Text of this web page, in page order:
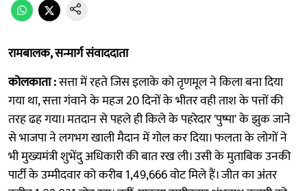
रामबालक, सन्मार्ग संवाददाता
कोलकाता :सत्ता में रहते जिस इलाके को तृणमूल ने किला बना दिया
गया था, सत्ता गंवाने के महज 20 दिनों के भीतर वही ताश के पत्तों की
तरह ढह गया। मतदान से पहले ही किले के पहरेदार 'पुष्पा' के झुक जाने
से भाजपा ने लगभग खाली मैदान में गोल कर दिया। फलता के लोगों ने
भी मुख्यमंत्री शुभेंदु अधिकारी की बात रख ली। उसी के मुताबिक उनकी
पार्टी के उम्मीदवार को करीब 1,49,666 वोट मिले हैं। जीत का अंतर